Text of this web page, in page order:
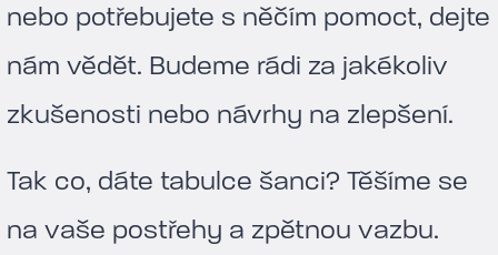
nebo potřebujete s něčím pomoct, dejte
nám vědět. Budeme rádi za jakékoliv
zkušenosti nebo návrhy na zlepšení.
Tak co, dáte tabulce šanci? Těšíme se
na vaše postřehy a zpětnou vazbu.